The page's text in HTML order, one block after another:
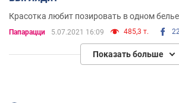
Красотка любит позировать в одном белье
Папарацци 5.07.2021 16:09 485,3 т.
Показать больше